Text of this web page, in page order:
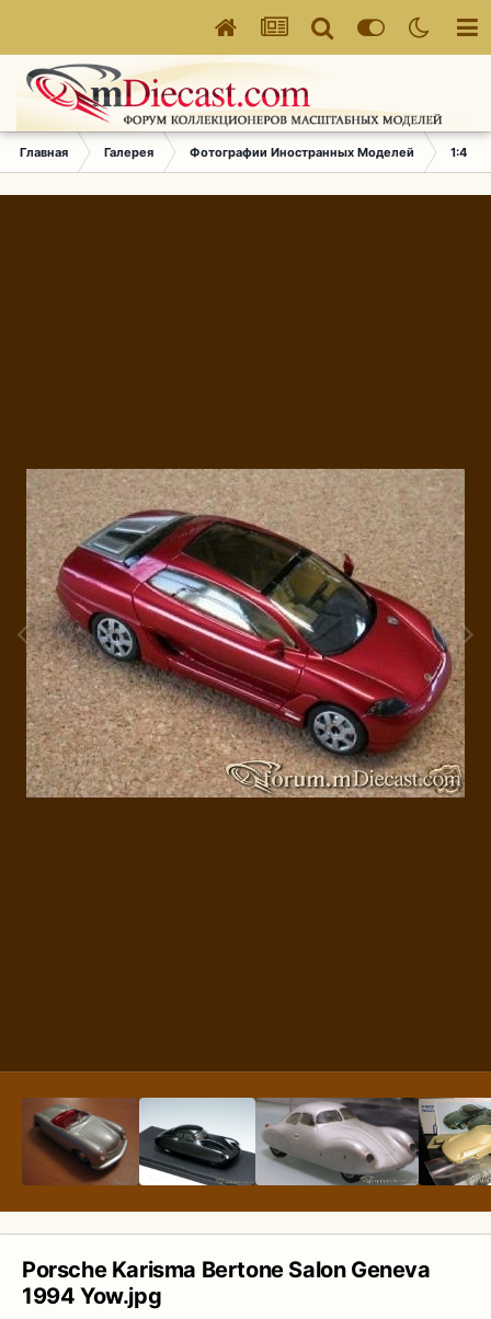
Главная Галерея Фотографии Иностранных Моделей 1:43
Porsche Karisma Bertone Salon Geneva
1994 Yow.jpg